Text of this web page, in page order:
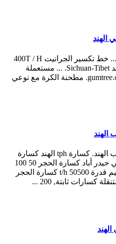
الهند
كسارة فكية من طراز الأوروبي ... خط تكسير الجرانيت 400T / H
المستخدم في مشروع سكة حديد Sichuan-Tibet. ... مستعملة
ضاغطات التعدين للبيع في gumtree.co.uk. مطحنة الكرة مع نوعي
الهند
كسارة فكية مستعملة للبيع جنوب الهند. كسارة tph الهند كسارة
حجارة 200 tph مستعملة للبيع في حيدر أباد كسارة الحجر 50 100
طن في الساعة الهند, جديد تصميم قدرة 50500 t/h كسارة الحجر